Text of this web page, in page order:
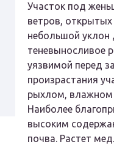
Участок под
ветров,
небольшой
теневыносливое
уязвимой перед
произрастания
рыхлом, влажном
Наиболее
высоким
почва. Растет